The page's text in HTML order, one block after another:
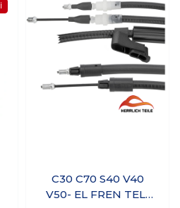
C30 C70 S40 V40
V50- EL FREN TELİ